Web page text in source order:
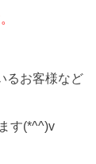
るお客様など
す(*^^)v